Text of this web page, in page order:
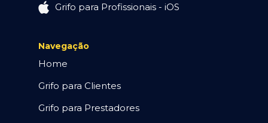
Grifo para Profissionais - iOS
Navegação
Home
Grifo para Clientes
Grifo para Prestadores